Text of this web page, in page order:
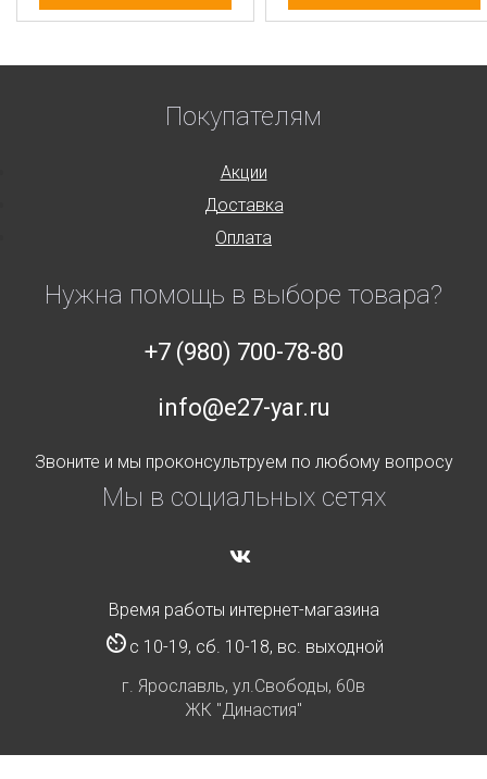
Покупателям
Акции
Доставка
Оплата
Нужна помощь в выборе товара?
+7 (980) 700-78-80
info@e27-yar.ru
Звоните и мы проконсультруем по любому вопросу
Мы в социальных сетях
Время работы интернет-магазина
с 10-19, сб. 10-18, вс. выходной
г. Ярославль, ул.Свободы, 60в
ЖК "Династия"